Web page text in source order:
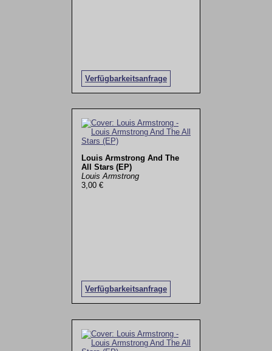
Verfügbarkeitsanfrage
Louis Armstrong And The
All Stars (EP)
Louis Armstrong
3,00 €
Verfügbarkeitsanfrage